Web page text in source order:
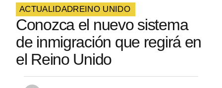
ACTUALIDADREINO UNIDO
Conozca el nuevo sistema
de inmigración que regirá en
el Reino Unido